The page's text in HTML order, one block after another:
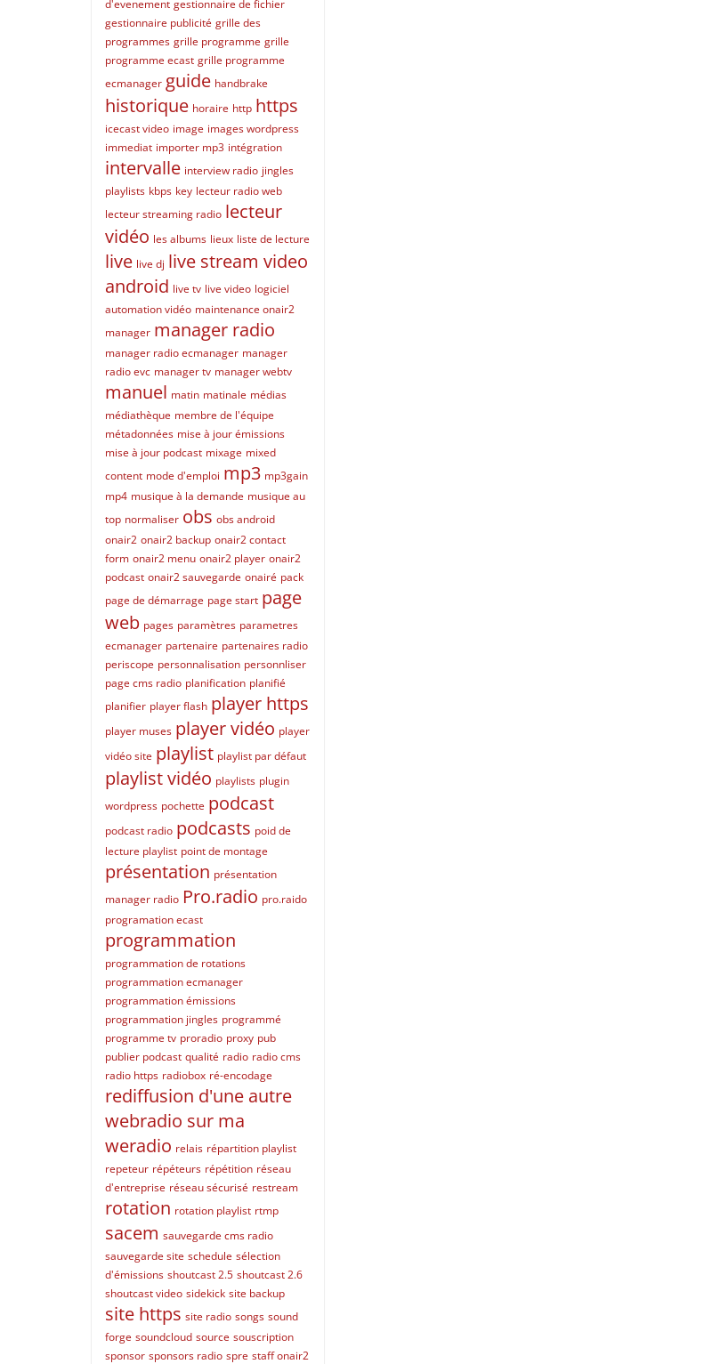
d'evenement gestionnaire de fichier
gestionnaire publicité grille des
programmes grille programme grille
programme ecast grille programme
ecmanager guide handbrake
historique horaire http https
icecast video image images wordpress
immediat importer mp3 intégration
intervalle interview radio jingles
playlists kbps key lecteur radio web
lecteur streaming radio lecteur
vidéo les albums lieux liste de lecture
live live dj live stream video
android live tv live video logiciel
automation vidéo maintenance onair2
manager manager radio
manager radio ecmanager manager
radio evc manager tv manager webtv
manuel matin matinale médias
médiathèque membre de l'équipe
métadonnées mise à jour émissions
mise à jour podcast mixage mixed
content mode d'emploi mp3 mp3gain
mp4 musique à la demande musique au
top normaliser obs obs android
onair2 onair2 backup onair2 contact
form onair2 menu onair2 player onair2
podcast onair2 sauvegarde onairé pack
page de démarrage page start page
web pages paramètres parametres
ecmanager partenaire partenaires radio
periscope personnalisation personnliser
page cms radio planification planifié
planifier player flash player https
player muses player vidéo player
vidéo site playlist playlist par défaut
playlist vidéo playlists plugin
wordpress pochette podcast
podcast radio podcasts poid de
lecture playlist point de montage
présentation présentation
manager radio Pro.radio pro.raido
programation ecast
programmation
programmation de rotations
programmation ecmanager
programmation émissions
programmation jingles programmé
programme tv proradio proxy pub
publier podcast qualité radio radio cms
radio https radiobox ré-encodage
rediffusion d'une autre
webradio sur ma
weradio relais répartition playlist
repeteur répéteurs répétition réseau
d'entreprise réseau sécurisé restream
rotation rotation playlist rtmp
sacem sauvegarde cms radio
sauvegarde site schedule sélection
d'émissions shoutcast 2.5 shoutcast 2.6
shoutcast video sidekick site backup
site https site radio songs sound
forge soundcloud source souscription
sponsor sponsors radio spre staff onair2